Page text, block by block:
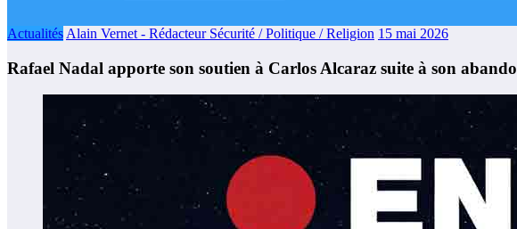
Actualités Alain Vernet - Rédacteur Sécurité / Politique / Religion 15 mai 2026
Rafael Nadal apporte son soutien à Carlos Alcaraz suite à son